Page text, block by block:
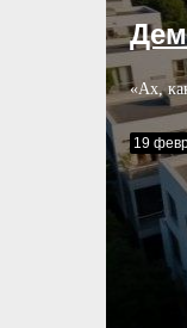
«Ах,
19